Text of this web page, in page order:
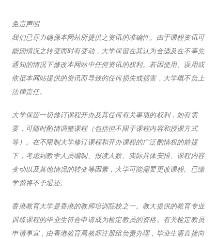
免责声明
我们已尽力确保本网站所提供之资讯的准确性。由于课程资讯可
能因情况之转变而时有变动，大学保留在其认为合适及在不事先
通知的情况下修改本网站中任何资讯的权利。若因使用、误用或
依据本网站提供的资讯而导致的任何损失或损害，大学概不负上
法律责任。
大学保留一切修订课程开办及其任何有关事项的权利，如有需
要，可随时酌情调整课程（包括但不限于课程内容和授课方式
等）。在不限制大学修订课程和开办课程的广泛酌情权的前提
下，考虑到教学人员编制、报读人数、实际具体安排、课程内容
变动以及其他情况的转变等因素，大学可能需要更改课程。已缴
学费将不予退还。
香港教育大学是香港的教师培训院校之一。教大提供的教育专业
训练课程的毕业生符合申请成为检定教员的资格。有关检定教员
申请事宜，由香港教育局教师注册组负责办理，毕业生需直接向